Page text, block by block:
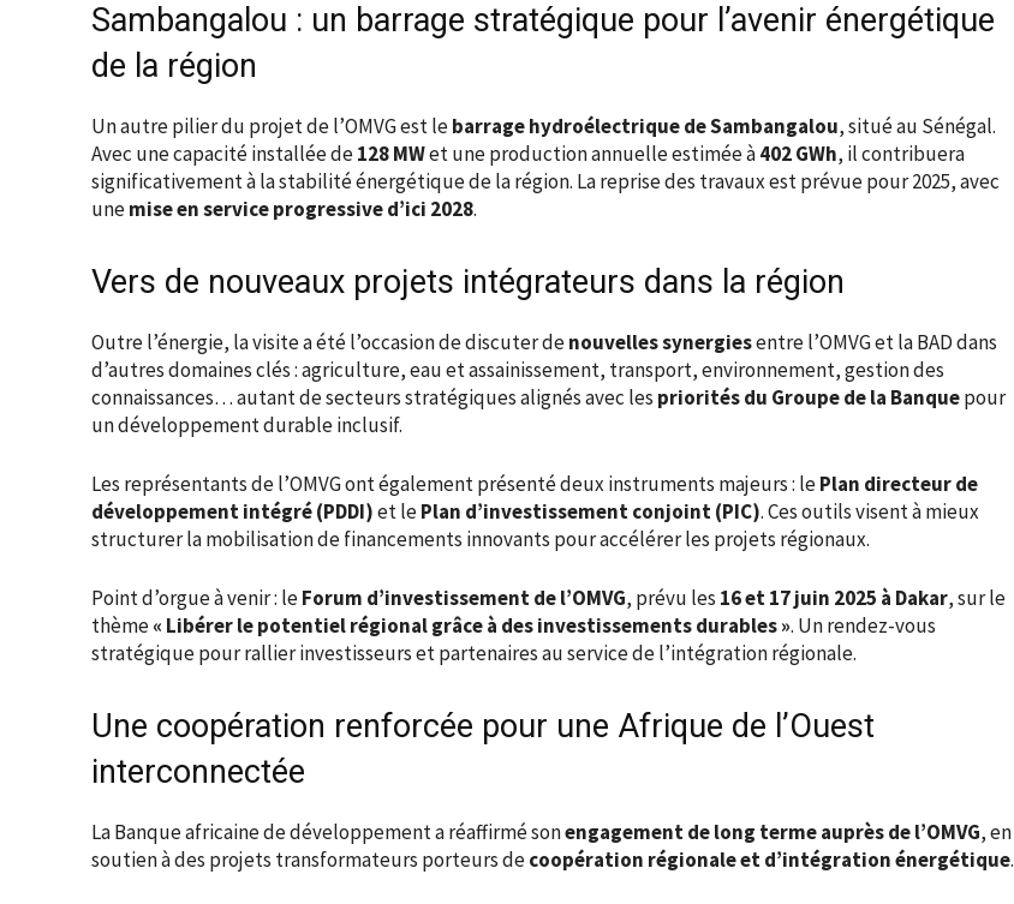
Sambangalou : un barrage stratégique pour l’avenir énergétique
de la région
Un autre pilier du projet de l’OMVG est lebarrage hydroélectrique de Sambangalou, situé au Sénégal.
Avec une capacité installée de128 MWet une production annuelle estimée à402 GWh, il contribuera
significativement à la stabilité énergétique de la région. La reprise des travaux est prévue pour 2025, avec
unemise en service progressive d’ici 2028.
Vers de nouveaux projets intégrateurs dans la région
Outre l’énergie, la visite a été l’occasion de discuter denouvelles synergiesentre l’OMVG et la BAD dans
d’autres domaines clés : agriculture, eau et assainissement, transport, environnement, gestion des
connaissances… autant de secteurs stratégiques alignés avec les priorités du Groupe de la Banquepour
un développement durable inclusif.
Les représentants de l’OMVG ont également présenté deux instruments majeurs : lePlan directeur de
développement intégré (PDDI)et lePlan d’investissement conjoint (PIC). Ces outils visent à mieux
structurer la mobilisation de financements innovants pour accélérer les projets régionaux.
Point d’orgue à venir : leForum d’investissement de l’OMVG, prévu les 16 et 17 juin 2025 à Dakar, sur le
thème« Libérer le potentiel régional grâce à des investissements durables ». Un rendez-vous
stratégique pour rallier investisseurs et partenaires au service de l’intégration régionale.
Une coopération renforcée pour une Afrique de l’Ouest
interconnectée
La Banque africaine de développement a réaffirmé sonengagement de long terme auprès de l’OMVG, en
soutien à des projets transformateurs porteurs decoopération régionale et d’intégration énergétique.